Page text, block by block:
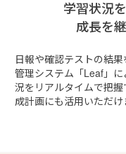
学習状況
成長を
日報や確認テストの結
管理システム「Leaf」
況をリアルタイムで把
成計画にも活用いただけ